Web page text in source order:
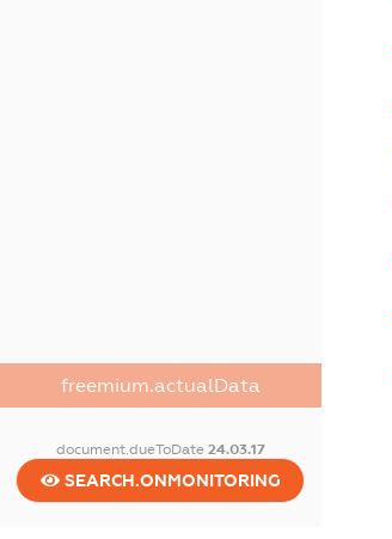
freemium.actualData
document.dueToDate 24.03.17
SEARCH.ONMONITORING